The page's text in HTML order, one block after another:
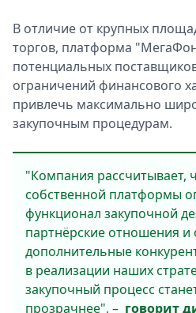
В отличие от крупных
торгов, платформа
потенциальных
ограничений финансового
привлечь максимально
закупочным процедурам.
"Компания рассчитывает,
собственной платформы
функционал закупочной
партнёрские отношения и
дополнительные
в реализации наших
закупочный процесс
прозрачнее", – говорит